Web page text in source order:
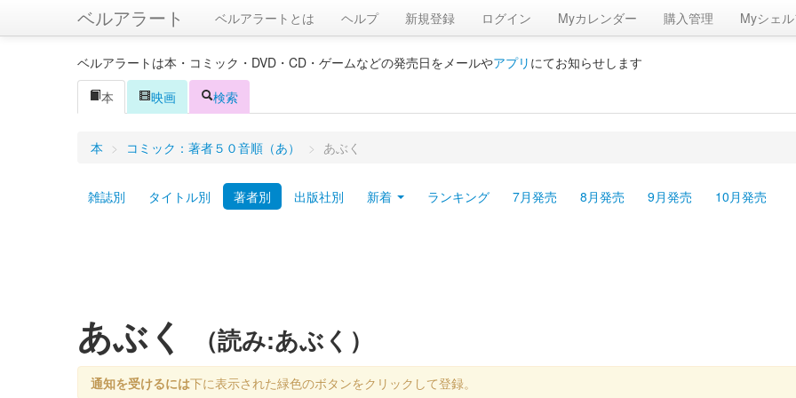
ベルアラート ベルアラートとは ヘルプ 新規登録 ログイン Myカレンダー 購入管理 Myシェル
ベルアラートは本・コミック・DVD・CD・ゲームなどの発売日をメールやアプリ にてお知らせします
本
映画 検索
本 > コミック：著者５０音順（あ） > あぶく
雑誌別 タイトル別 著者別 出版社別 新着 ランキング 7月発売 8月発売 9月発売 10月発売
あぶく （読み:あぶく）
通知を受けるには下に表示された緑色のボタンをクリックして登録。